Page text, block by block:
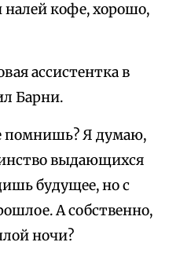
кофе, хорошо,
ассистентка в
Барни.
помнишь? Я думаю,
выдающихся
будущее, но с
А собственно,
ночи?